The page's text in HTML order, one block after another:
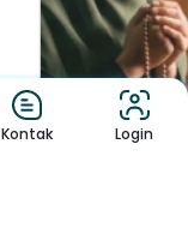
Kontak Login